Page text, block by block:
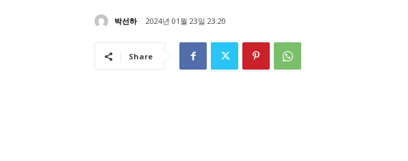
박선하 2024년 01월 23일 23:20
Share